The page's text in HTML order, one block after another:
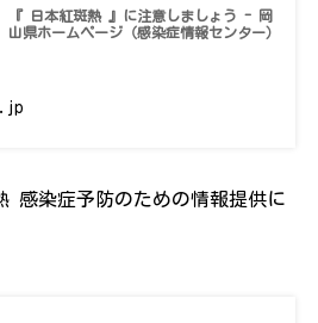
『 日本紅斑熱 』に注意しましょう - 岡
山県ホームページ（感染症情報センター）
感染症予防のための情報提供に